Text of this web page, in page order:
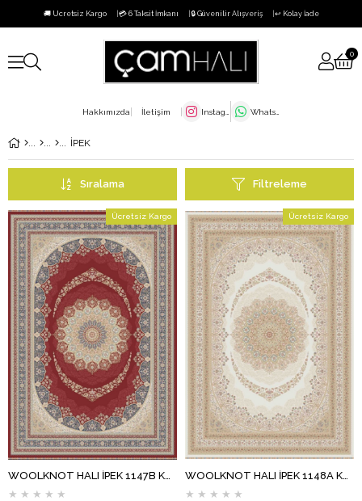
🚚 Ücretsiz Kargo 💳 6 Taksit İmkanı 🔒 Güvenilir Alışveriş ↩️ Kolay İade
0
Hakkımızda İletişim
İPEK
Filtreleme
Sıralama
★ ★ ★ ★ ★
Ücretsiz Kargo
★ ★ ★ ★ ★
Ücretsiz Kargo